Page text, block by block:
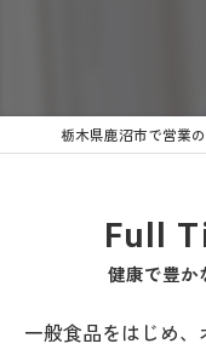
健康で豊か
Full
一般食品をはじめ